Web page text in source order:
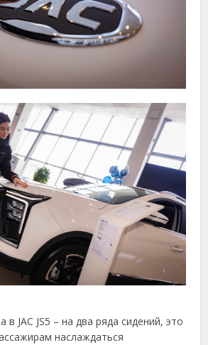
JAC JS5 – на два ряда сидений, это
наслаждаться